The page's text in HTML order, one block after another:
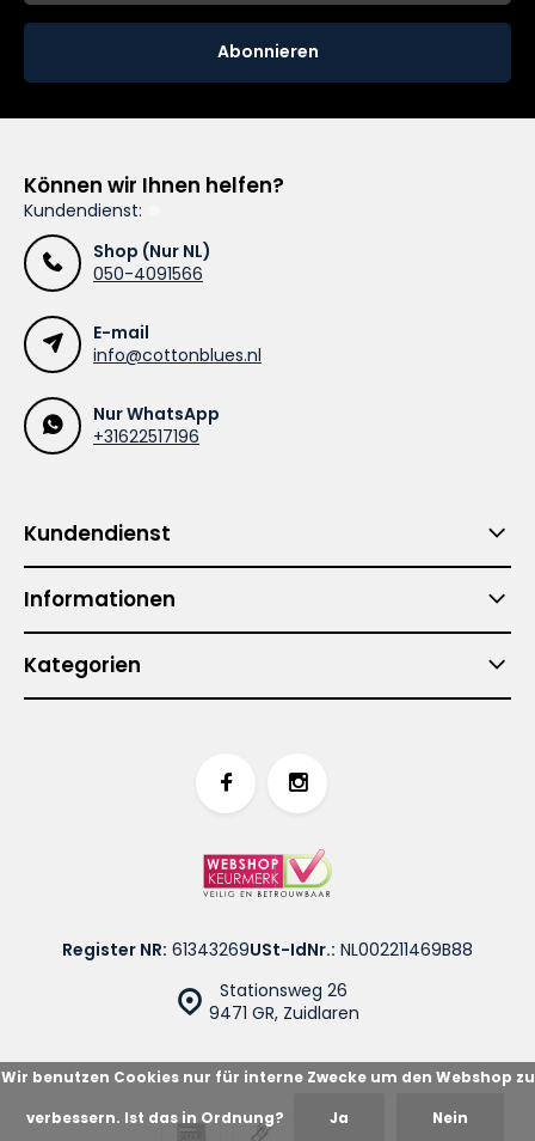
Abonnieren
Können wir Ihnen helfen?
Kundendienst:
Shop (Nur NL)
050-4091566
E-mail
info@cottonblues.nl
Nur WhatsApp
+31622517196
Kundendienst
Informationen
Kategorien
Stationsweg 26
9471 GR, Zuidlaren
Register NR: 61343269USt-IdNr.: NL002211469B88
Wir benutzen Cookies nur für interne Zwecke um den Webshop zu
verbessern. Ist das in Ordnung? Ja Nein